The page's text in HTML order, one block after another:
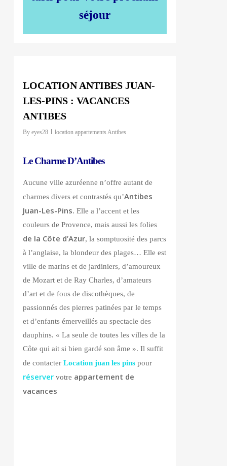
séjour
LOCATION ANTIBES JUAN-
LES-PINS : VACANCES
ANTIBES
By eyes28 location appartements Antibes
Le Charme D’Antibes
Aucune ville azuréenne n’offre autant de
charmes divers et contrastés qu’Antibes
Juan-Les-Pins. Elle a l’accent et les
couleurs de Provence, mais aussi les folies
de la Côte d’Azur, la somptuosité des parcs
à l’anglaise, la blondeur des plages… Elle est
ville de marins et de jardiniers, d’amoureux
de Mozart et de Ray Charles, d’amateurs
d’art et de fous de discothèques, de
passionnés des pierres patinées par le temps
et d’enfants émerveillés au spectacle des
dauphins. « La seule de toutes les villes de la
Côte qui ait si bien gardé son âme ». Il suffit
de contacter Location juan les pinspour
réservervotre appartement de
vacances